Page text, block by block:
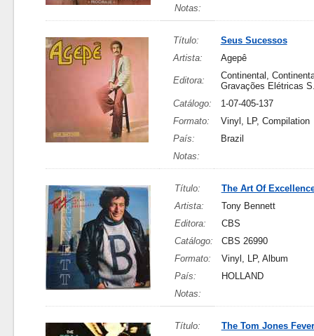
Notas:
Título:
Seus Sucessos
Artista:
Agepê
Editora:
Continental,
Gravações Elétricas
Catálogo:
1-07-405-137
Formato:
Vinyl, LP, Compilation
País:
Brazil
Notas:
Título:
The Art Of
Artista:
Tony Bennett
Editora:
CBS
Catálogo:
CBS 26990
Formato:
Vinyl, LP, Album
País:
HOLLAND
Notas:
Título:
The Tom Jones